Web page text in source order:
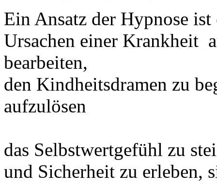
Ein Ansatz der Hypnose
Ursachen einer Krankheit
bearbeiten,
den Kindheitsdramen zu
aufzulösen
das Selbstwertgefühl zu
und Sicherheit zu erleben,